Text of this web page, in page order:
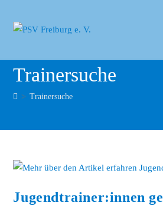
Trainersuche
> Trainersuche
Jugendtrainer:innen